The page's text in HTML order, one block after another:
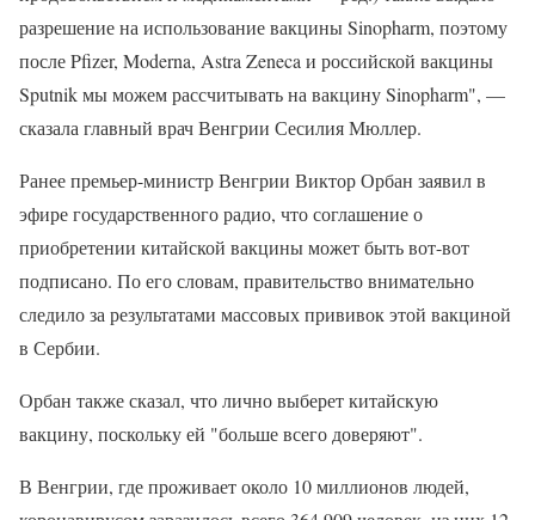
разрешение на использование вакцины Sinopharm, поэтому
после Pfizer, Moderna, Astra Zeneca и российской вакцины
Sputnik мы можем рассчитывать на вакцину Sinopharm", —
сказала главный врач Венгрии Сесилия Мюллер.
Ранее премьер-министр Венгрии Виктор Орбан заявил в
эфире государственного радио, что соглашение о
приобретении китайской вакцины может быть вот-вот
подписано. По его словам, правительство внимательно
следило за результатами массовых прививок этой вакциной
в Сербии.
Орбан также сказал, что лично выберет китайскую
вакцину, поскольку ей "больше всего доверяют".
В Венгрии, где проживает около 10 миллионов людей,